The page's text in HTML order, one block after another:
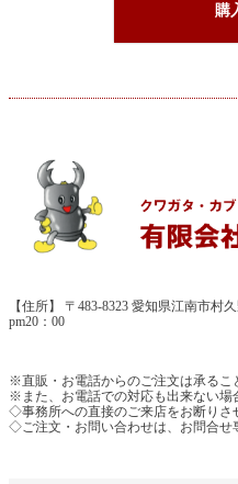
購
【住所】 〒483-8323 愛知県江南市村
pm20：00
※直販・お電話からのご注文は承るこ
※また、お電話での対応も出来ない場
◇事務所への直接のご来店をお断りさ
◇ご注文・お問い合わせは、お問合せ